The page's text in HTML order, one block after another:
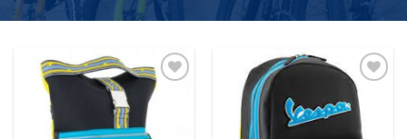
Aggiungi
alla lista
desideri
Aggiungi
alla lista
dei
desideri